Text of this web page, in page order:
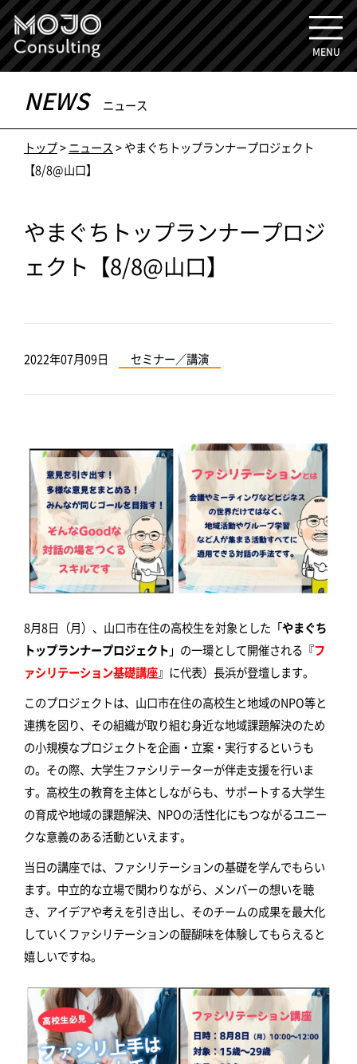
MENU
NEWS ニュース
トップ>ニュース > やまぐちトップランナープロジェクト
【8/8@山口】
やまぐちトップランナープロジ
ェクト【8/8@山口】
2022年07月09日 セミナー／講演
8月8日（月）、山口市在住の高校生を対象とした「やまぐち
トップランナープロジェクト 」の一環として開催される『フ
ァシリテーション基礎講座』に代表）長浜が登壇します。
このプロジェクトは、山口市在住の高校生と地域のNPO等と
連携を図り、その組織が取り組む身近な地域課題解決のため
の小規模なプロジェクトを企画・立案・実行するというも
の。その際、大学生ファシリテーターが伴走支援を行いま
す。高校生の教育を主体としながらも、サポートする大学生
の育成や地域の課題解決、NPOの活性化にもつながるユニー
クな意義のある活動といえます。
当日の講座では、ファシリテーションの基礎を学んでもらい
ます。中立的な立場で関わりながら、メンバーの想いを聴
き、アイデアや考えを引き出し、そのチームの成果を最大化
していくファシリテーションの醍醐味を体験してもらえると
嬉しいですね。